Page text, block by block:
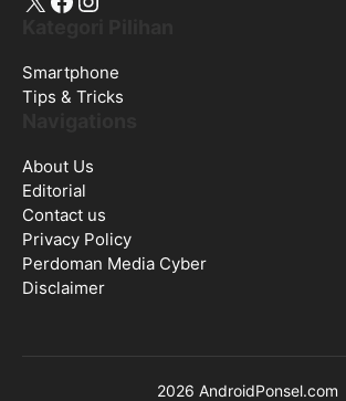
Smartphone
Tips & Tricks
About Us
Editorial
Contact us
Privacy Policy
Perdoman Media Cyber
Disclaimer
2026 AndroidPonsel.com